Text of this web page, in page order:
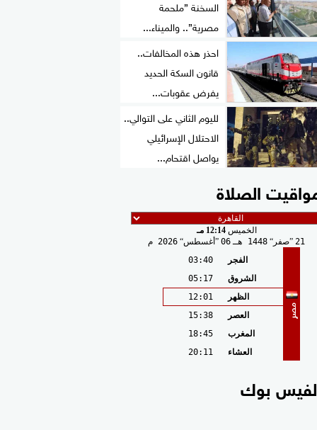
السخنة ”ملحمة
مصرية”.. والميناء...
احذر هذه المخالفات..
قانون السكة الحديد
يفرض عقوبات...
لليوم الثاني على التوالي..
الاحتلال الإسرائيلي
يواصل اقتحام...
الصلاة
الخميس12:14 مـ
21 صفر 1448 هـ 06 أغسطس 2026 م
مصر
الفجر
03:40
الشروق
05:17
الظهر
12:01
العصر
15:38
المغرب
18:45
العشاء
20:11
بوك